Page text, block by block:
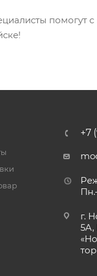
помогут
+7
г.
5А,